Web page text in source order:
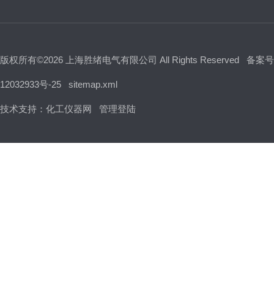
版权所有©2026 上海胜绪电气有限公司 All Rights Reserved 备案
12032933号-25 sitemap.xml
技术支持： 化工仪器网 管理登陆